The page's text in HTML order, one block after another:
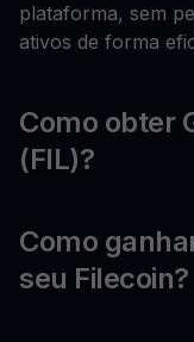
plataforma, sem
ativos de forma
Como obter
(FIL)?
Como
seu Filecoin?